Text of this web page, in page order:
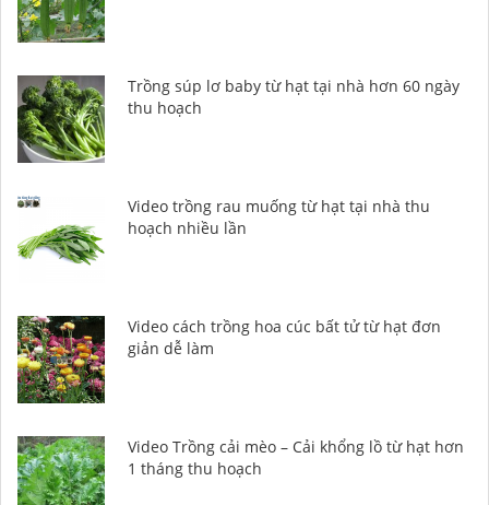
Trồng súp lơ baby từ hạt tại nhà hơn 60 ngày
thu hoạch
Video trồng rau muống từ hạt tại nhà thu
hoạch nhiều lần
Video cách trồng hoa cúc bất tử từ hạt đơn
giản dễ làm
Video Trồng cải mèo – Cải khổng lồ từ hạt hơn
1 tháng thu hoạch